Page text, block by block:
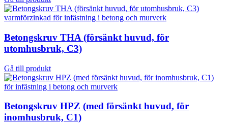
Betongskruv THA (försänkt huvud, för
utomhusbruk, C3)
Gå till produkt
Betongskruv HPZ (med försänkt huvud, för
inomhusbruk, C1)